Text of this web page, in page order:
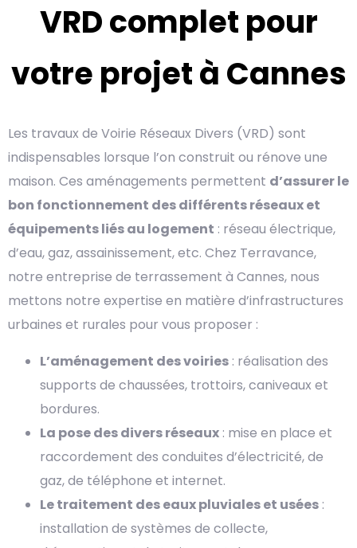
VRD complet pour
votre projet à Cannes
Les travaux de Voirie Réseaux Divers (VRD) sont
indispensables lorsque l’on construit ou rénove une
maison. Ces aménagements permettent d’assurer le
bon fonctionnement des différents réseaux et
équipements liés au logement : réseau électrique,
d’eau, gaz, assainissement, etc. Chez Terravance,
notre entreprise de terrassement à Cannes, nous
mettons notre expertise en matière d’infrastructures
urbaines et rurales pour vous proposer :
L’aménagement des voiries : réalisation des
supports de chaussées, trottoirs, caniveaux et
bordures.
La pose des divers réseaux : mise en place et
raccordement des conduites d’électricité, de
gaz, de téléphone et internet.
Le traitement des eaux pluviales et usées :
installation de systèmes de collecte,